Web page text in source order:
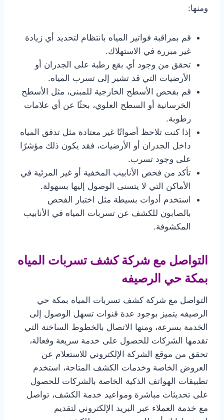
ومنها:
قم بمراقبة فواتير المياه بانتظام لتحديد أي زيادة
غير مبررة في الاستهلاك.
تحقق من وجود أي بقع رطبة على الجدران أو
الأرضيات التي قد تشير إلى تسرب المياه.
قم بفحص الأسطح الخارجية للمبنى، مثل الأسطح
الخرسانية أو السطح العلوي، بحثًا عن أي علامات
رطوبة.
إذا كنت تلاحظ أصواتًا غير معتادة مثل تدفق المياه
داخل الجدران أو الأرضيات، فقد يكون ذلك مؤشرًا
على وجود تسرب.
تأكد من فحص الأنابيب المخفية أو غير المرئية في
الأماكن التي لا يتسنى الوصول إليها بسهولة.
استخدم أدوات بسيطة مثل اختبار الفحص
بالصابون للكشف عن تسربات المياه في الأنابيب
المكشوفة.
التواصل مع شركة كشف تسربات المياه
بمكة حي الرصيفه
التواصل مع شركة كشف تسربات المياه بمكة حي
الرصيفه يتميز بوجود عدة قنوات تسهل الوصول إلى
الخدمة بسرعة، ومنها الاتصال بالخطوط الساخنة التي
تقدمها الشركات للحصول على خدمة سريعة وفعالة،
تحقق من موقع الشركة الإلكتروني للاستعلام عن
العروض الخاصة وخدمات الكشف المتاحة، استخدم
تطبيقات الهواتف الذكية الخاصة بالشركات للحصول
على تحديثات مباشرة ومواعيد خدمة الكشف، تواصل
مع خدمة العملاء عبر البريد الإلكتروني لتقديم